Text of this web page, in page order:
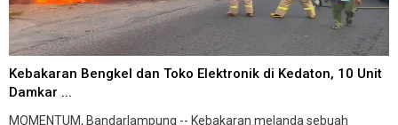
Kebakaran Bengkel dan Toko Elektronik di Kedaton, 10 Unit
Damkar ...
MOMENTUM, Bandarlampung -- Kebakaran melanda sebuah